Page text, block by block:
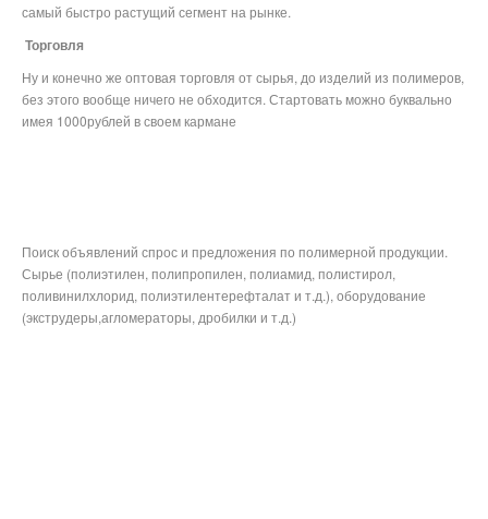
самый быстро растущий сегмент на рынке.
Торговля
Ну и конечно же оптовая торговля от сырья, до изделий из полимеров,
без этого вообще ничего не обходится. Стартовать можно буквально
имея 1000рублей в своем кармане
Поиск объявлений спрос и предложения по полимерной продукции.
Сырье (полиэтилен, полипропилен, полиамид, полистирол,
поливинилхлорид, полиэтилентерефталат и т.д.), оборудование
(экструдеры,агломераторы, дробилки и т.д.)